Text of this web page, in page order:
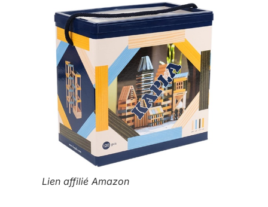
Lien affilié Amazon